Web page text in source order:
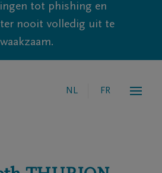
tot phishing en
nooit volledig uit te
NL FR